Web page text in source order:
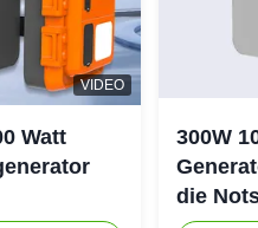
VIDEO
Watt
300W
die